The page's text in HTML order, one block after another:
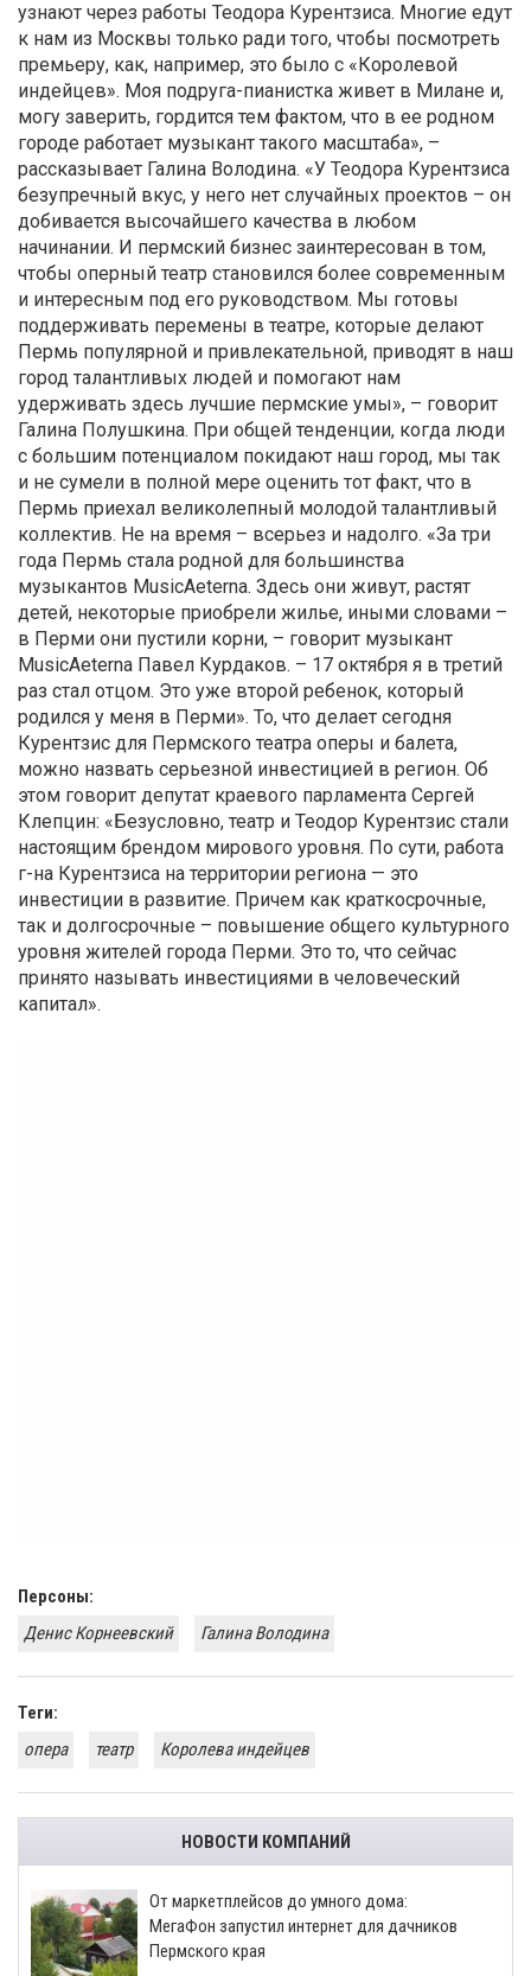
узнают через работы Теодора Курентзиса. Многие едут
к нам из Москвы только ради того, чтобы посмотреть
премьеру, как, например, это было с «Королевой
индейцев». Моя подруга-пианистка живет в Милане и,
могу заверить, гордится тем фактом, что в ее родном
городе работает музыкант такого масштаба», –
рассказывает Галина Володина. «У Теодора Курентзиса
безупречный вкус, у него нет случайных проектов – он
добивается высочайшего качества в любом
начинании. И пермский бизнес заинтересован в том,
чтобы оперный театр становился более современным
и интересным под его руководством. Мы готовы
поддерживать перемены в театре, которые делают
Пермь популярной и привлекательной, приводят в наш
город талантливых людей и помогают нам
удерживать здесь лучшие пермские умы», – говорит
Галина Полушкина. При общей тенденции, когда люди
с большим потенциалом покидают наш город, мы так
и не сумели в полной мере оценить тот факт, что в
Пермь приехал великолепный молодой талантливый
коллектив. Не на время – всерьез и надолго. «За три
года Пермь стала родной для большинства
музыкантов MusicAeterna. Здесь они живут, растят
детей, некоторые приобрели жилье, иными словами –
в Перми они пустили корни, – говорит музыкант
MusicAeterna Павел Курдаков. – 17 октября я в третий
раз стал отцом. Это уже второй ребенок, который
родился у меня в Перми». То, что делает сегодня
Курентзис для Пермского театра оперы и балета,
можно назвать серьезной инвестицией в регион. Об
этом говорит депутат краевого парламента Сергей
Клепцин: «Безусловно, театр и Теодор Курентзис стали
настоящим брендом мирового уровня. По сути, работа
г-на Курентзиса на территории региона — это
инвестиции в развитие. Причем как краткосрочные,
так и долгосрочные – повышение общего культурного
уровня жителей города Перми. Это то, что сейчас
принято называть инвестициями в человеческий
капитал».
Персоны:
Денис Корнеевский
Галина Володина
Теги:
опера
театр Королева индейцев
НОВОСТИ КОМПАНИЙ
От маркетплейсов до умного дома:
МегаФон запустил интернет для дачников
Пермского края